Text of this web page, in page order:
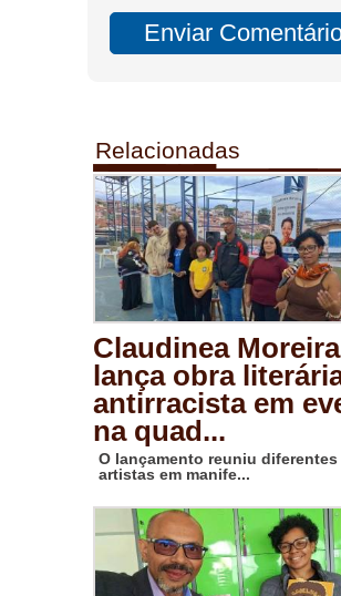
Relacionadas
Claudinea Moreira
lança obra
antirracista em
na quad...
O lançamento reuniu diferentes
artistas em manife...